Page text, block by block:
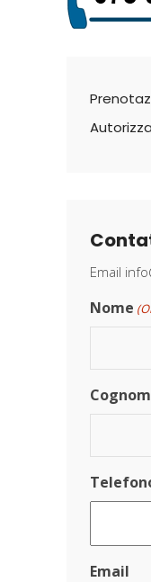
Email
Nome
Email